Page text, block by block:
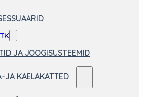
JA JOOGISÜSTEEMID
JA KAELAKATTED